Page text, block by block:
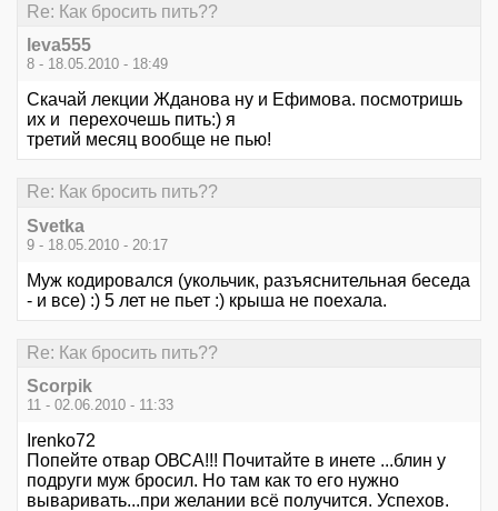
Re: Как бросить пить??
leva555
8 - 18.05.2010 - 18:49
Скачай лекции Жданова ну и Ефимова. посмотришь
их и перехочешь пить:) я
третий месяц вообще не пью!
Re: Как бросить пить??
Svetka
9 - 18.05.2010 - 20:17
Муж кодировался (укольчик, разъяснительная беседа
- и все) :) 5 лет не пьет :) крыша не поехала.
Re: Как бросить пить??
Scorpik
11 - 02.06.2010 - 11:33
Irenko72
Попейте отвар ОВСА!!! Почитайте в инете ...блин у
подруги муж бросил. Но там как то его нужно
вываривать...при желании всё получится. Успехов.